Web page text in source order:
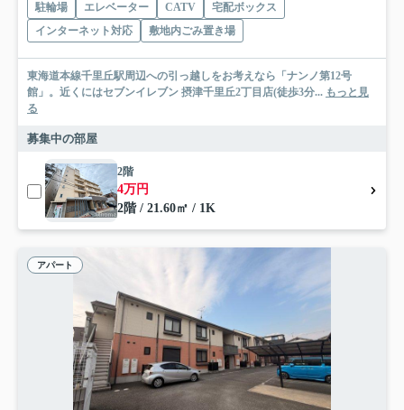
駐輪場 エレベーター CATV
宅配ボックス
インターネット対応
敷地内ごみ置き場
東海道本線千里丘駅周辺への引っ越しをお考えなら「ナンノ第12号
館」。近くにはセブンイレブン 摂津千里丘2丁目店(徒歩3分... もっと見
る
募集中の部屋
2階
4万円
2階 / 21.60㎡ / 1K
アパート